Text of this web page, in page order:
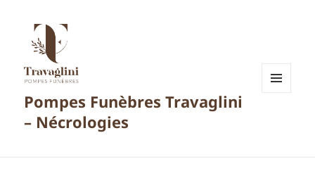
Pompes Funèbres Travaglini
– Nécrologies